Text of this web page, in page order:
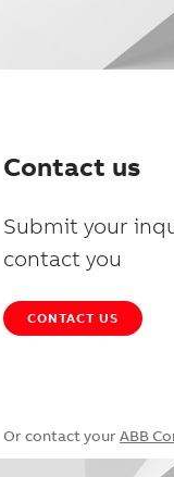
Contact us
Submit your
contact you
CONTACT US
Or contact your ABB